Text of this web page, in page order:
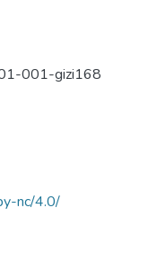
001-gizi168
nc/4.0/